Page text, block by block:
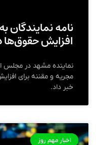
نامه نمایندگان
افزایش حقوق‌ها در
مجریه و مقننه برای
خبر داد.
اخبار مهم روز